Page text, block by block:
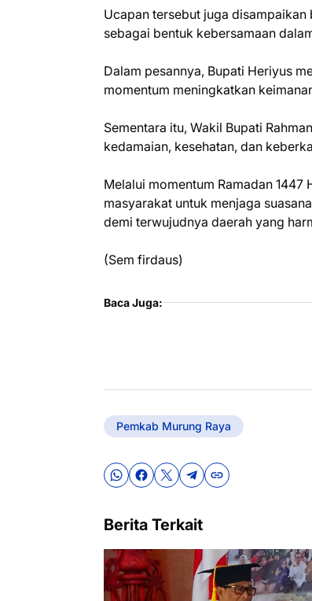
Ucapan tersebut juga disampaikan
sebagai bentuk kebersamaan
Dalam pesannya, Bupati Heriyus
momentum meningkatkan
Sementara itu, Wakil Bupati
kedamaian, kesehatan, dan
Melalui momentum Ramadan 1447
masyarakat untuk menjaga
demi terwujudnya daerah yang
(Sem firdaus)
Baca Juga:
Pemkab Murung Raya
Berita Terkait